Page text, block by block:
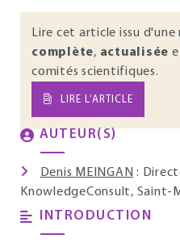
Lire cet article issu
complète, actualisée
comités scientifiques.
LIRE L’ARTICLE
AUTEUR(S)
Denis MEINGAN :
KnowledgeConsult, Saint-
INTRODUCTION